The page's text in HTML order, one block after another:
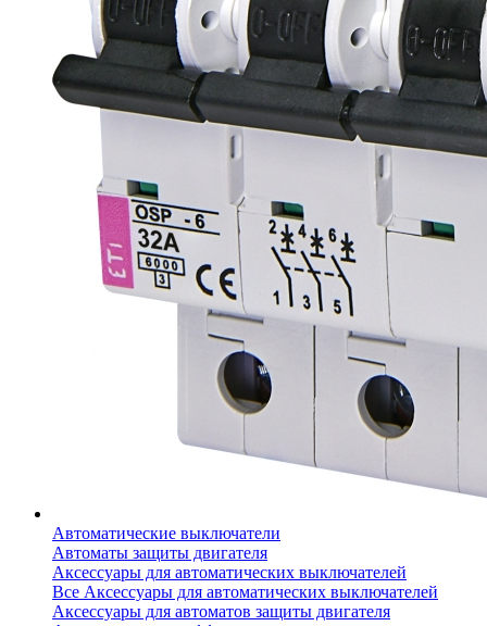
Автоматические выключатели
Автоматы защиты двигателя
Аксессуары для автоматических выключателей
Все Аксессуары для автоматических выключателей
Аксессуары для автоматов защиты двигателя